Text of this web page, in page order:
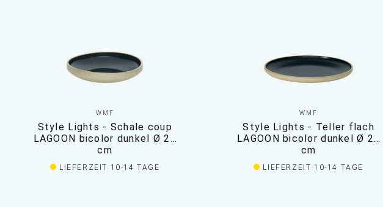
WMF
Style Lights - Schale coup
LAGOON bicolor dunkel Ø 21
cm
LIEFERZEIT 10-14 TAGE
WMF
Style Lights - Teller flach
LAGOON bicolor dunkel Ø 22
cm
LIEFERZEIT 10-14 TAGE